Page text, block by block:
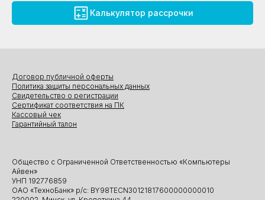
Калькулятор рассрочки
Общество с Ограниченной Ответственностью «Компьютеры
Айвен»
УНП 192776859
ОАО «ТехноБанк» р/с: BY98TECN30121817600000000010
Договор публичной оферты
Политика защиты персональных данных
Свидетельство о регистрации
Сертификат соответствия на ПК
Кассовый чек
Гарантийный талон